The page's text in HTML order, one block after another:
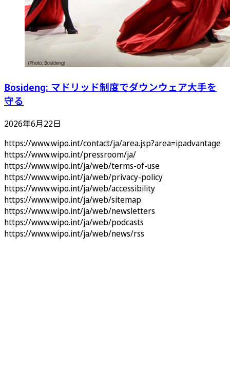
Bosideng: マドリッド制度でダウンウェア大手を
守る
2026年6月22日
https://www.wipo.int/contact/ja/area.jsp?area=ipadvantage
https://www.wipo.int/pressroom/ja/
https://www.wipo.int/ja/web/terms-of-use
https://www.wipo.int/ja/web/privacy-policy
https://www.wipo.int/ja/web/accessibility
https://www.wipo.int/ja/web/sitemap
https://www.wipo.int/ja/web/newsletters
https://www.wipo.int/ja/web/podcasts
https://www.wipo.int/ja/web/news/rss